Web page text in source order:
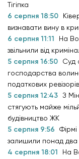
Тігіпка
6 серпня 18:50
визнавати вину в
6 серпня 11:11
На
звільнили від
5 серпня 16:50
Суд
господарства
податкових ревізорів
5 серпня 12:43 З
стягують майже
будівництво ЖК
5 серпня 9:56
залишили понад два
4 серпня 18:01
На